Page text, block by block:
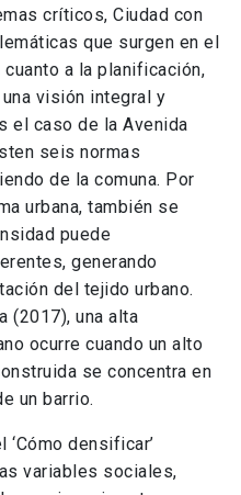
críticos, Ciudad con
que surgen en el
a la planificación,
visión integral y
el caso de la Avenida
seis normas
de la comuna. Por
urbana, también se
puede
generando
del tejido urbano.
(2017), una alta
ocurre cuando un alto
se concentra en
un barrio.
densificar’
variables sociales,